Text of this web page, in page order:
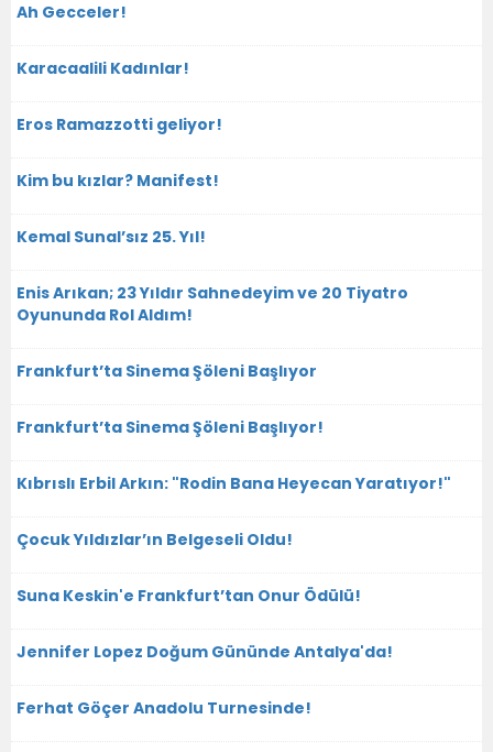
Ah Gecceler!
Karacaalili Kadınlar!
Eros Ramazzotti geliyor!
Kim bu kızlar? Manifest!
Kemal Sunal’sız 25. Yıl!
Enis Arıkan; 23 Yıldır Sahnedeyim ve 20 Tiyatro
Oyununda Rol Aldım!
Frankfurt’ta Sinema Şöleni Başlıyor
Frankfurt’ta Sinema Şöleni Başlıyor!
Kıbrıslı Erbil Arkın: "Rodin Bana Heyecan Yaratıyor!"
Çocuk Yıldızlar’ın Belgeseli Oldu!
Suna Keskin'e Frankfurt’tan Onur Ödülü!
Jennifer Lopez Doğum Gününde Antalya'da!
Ferhat Göçer Anadolu Turnesinde!